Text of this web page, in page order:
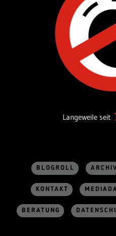
Langeweile seit
BLOGROLL
KONTAKT
BERATUNG